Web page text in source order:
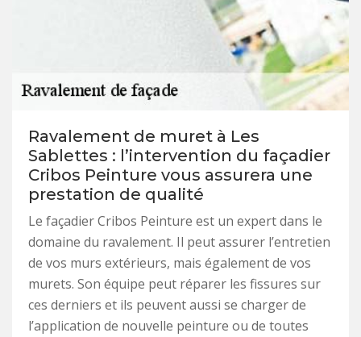
Ravalement de muret à Les
Sablettes : l’intervention du façadier
Cribos Peinture vous assurera une
prestation de qualité
Le façadier Cribos Peinture est un expert dans le
domaine du ravalement. Il peut assurer l’entretien
de vos murs extérieurs, mais également de vos
murets. Son équipe peut réparer les fissures sur
ces derniers et ils peuvent aussi se charger de
l’application de nouvelle peinture ou de toutes